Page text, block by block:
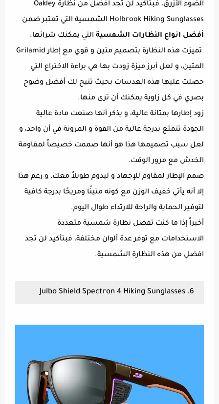
الضوء الأزرق، فبتأكيد لن تجد افضل من نظارة Oakley
Holbrook Hiking Sunglasses الشمسية التي تعتبر ضمن
أفضل انواع النظارات الشمسية التي يمكنك شرائها.
تميزت هذه النظارة بتصميم متين و قوي مع إطار Grilamid
المتين، و لعل أبرز ميزة زودت بها هي براءة الاختراع التي
حصلت عليها هذه العدسات بحيث تتيح لك أفضل وضوح
بصري في كل زاوية يمكنك أن ترى منها.
زود إطارها بمتانة عالية، و يذكر أنها صنعت مادة عالية
الجودة تتمتع بدرجة عالية من القوة و المرونة في أن واحد، و
لعل سبب تصميمها هذا هو أنها صممت خصيصاً لمقاومة
الخدش مع مرور الوقت.
صمم الإطار لمقاوم للإجهاد و ليدوم طويلاً معك، و رغم هذا
إلا أنه يأتي خفيف الوزن مع كونه متينًا ومريحًا بدرجة كافية
لتوفير الحماية والراحة للارتداء طوال اليوم.
أخيراً إذا ما كنت تفضل نظارة شمسية متعددة
الاستخدامات مع توفر عدة ألوان مختلفة، فبتأكيد لن تجد
افضل من هذه النظارة الشمسية.
6. Julbo Shield Spectron 4 Hiking Sunglasses